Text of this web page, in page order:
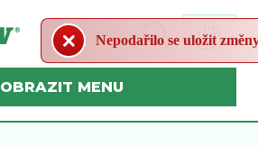
MENU
Nepodařilo se uložit